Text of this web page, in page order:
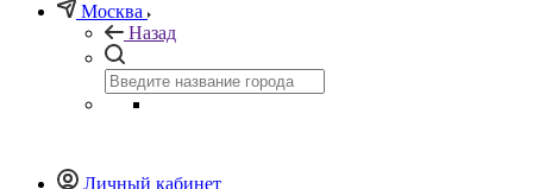
Москва
Назад
Личный кабинет